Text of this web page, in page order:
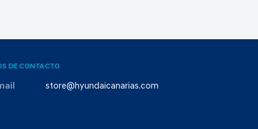
DE CONTACTO
store@hyundaicanarias.com